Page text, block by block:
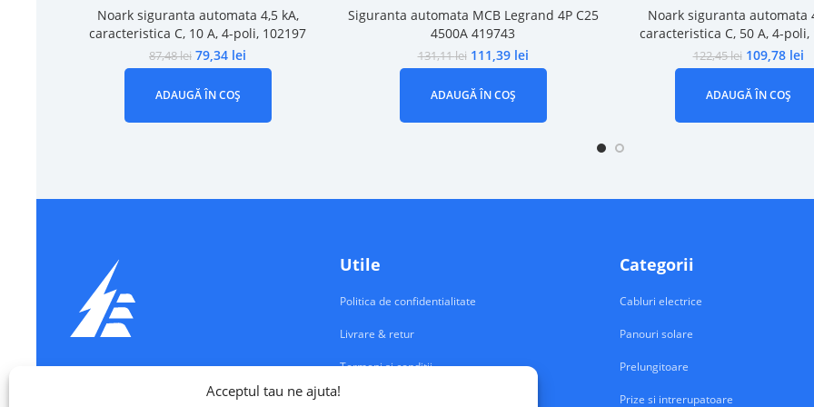
Acceptul tau ne ajuta!
Noark siguranta automata 4,5 kA,
caracteristica C, 10 A, 4-poli, 102197
87,48lei 79,34 lei
ADAUGĂ ÎN COȘ
Siguranta automata MCB Legrand 4P C25
4500A 419743
131,11lei 111,39 lei
ADAUGĂ ÎN COȘ
Noark siguranta automata
caracteristica C, 50 A, 4-poli,
122,45lei 109,78 lei
ADAUGĂ ÎN COȘ
Echipamente Electrice
Utile
Politica de confidentialitate
Livrare & retur
Termeni si conditii
Contul meu
Categorii
Cabluri electrice
Panouri solare
Prelungitoare
Prize si intrerupatoare